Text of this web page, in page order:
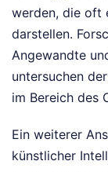
werden, die oft
darstellen.
Angewandte
untersuchen
im Bereich des
Ein weiterer
künstlicher